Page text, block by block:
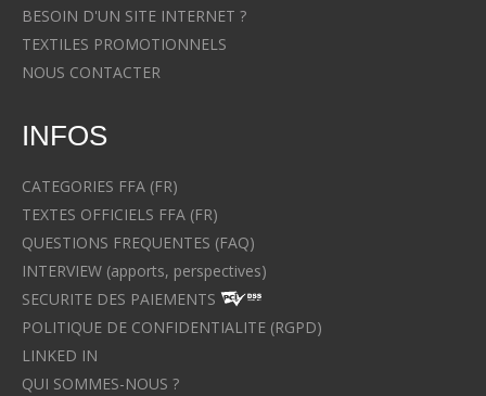
BESOIN D'UN SITE INTERNET ?
TEXTILES PROMOTIONNELS
NOUS CONTACTER
INFOS
CATEGORIES FFA (FR)
TEXTES OFFICIELS FFA (FR)
QUESTIONS FREQUENTES (FAQ)
INTERVIEW (apports, perspectives)
SECURITE DES PAIEMENTS
POLITIQUE DE CONFIDENTIALITE (RGPD)
LINKED IN
QUI SOMMES-NOUS ?